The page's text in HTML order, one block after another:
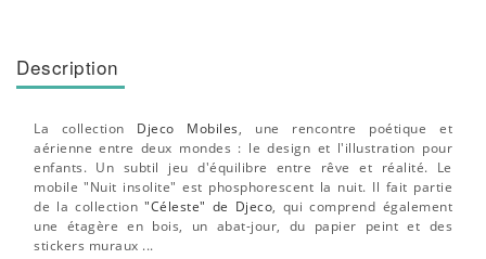
Description
La collection Djeco Mobiles, une rencontre poétique et
aérienne entre deux mondes : le design et l'illustration pour
enfants. Un subtil jeu d'équilibre entre rêve et réalité. Le
mobile "Nuit insolite" est phosphorescent la nuit. Il fait partie
de la collection"Céleste" de Djeco, qui comprend également
une étagère en bois, un abat-jour, du papier peint et des
stickers muraux ...